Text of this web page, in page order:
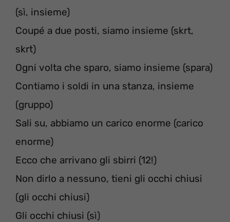
(sì, insieme)
Coupé a due posti, siamo insieme (skrt,
skrt)
Ogni volta che sparo, siamo insieme (spara)
Contiamo i soldi in una stanza, insieme
(gruppo)
Sali su, abbiamo un carico enorme (carico
enorme)
Ecco che arrivano gli sbirri (12!)
Non dirlo a nessuno, tieni gli occhi chiusi
(gli occhi chiusi)
Gli occhi chiusi (sì)